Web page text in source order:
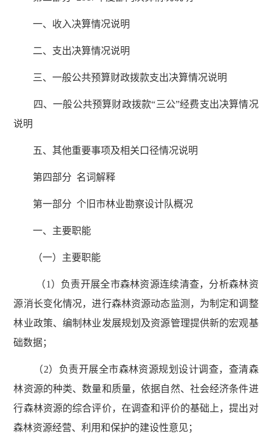
一、收入决算情况说明
二、支出决算情况说明
三、一般公共预算财政拨款支出决算情况说明
四、一般公共预算财政拨款“三公”经费支出决算情况
说明
五、其他重要事项及相关口径情况说明
第四部分 名词解释
第一部分 个旧市林业勘察设计队概况
一、主要职能
（一）主要职能
（1）负责开展全市森林资源连续清查，分析森林资
源消长变化情况，进行森林资源动态监测，为制定和调整
林业政策、编制林业发展规划及资源管理提供新的宏观基
础数据；
（2）负责开展全市森林资源规划设计调查，查清森
林资源的种类、数量和质量，依据自然、社会经济条件进
行森林资源的综合评价，在调查和评价的基础上，提出对
森林资源经营、利用和保护的建设性意见；